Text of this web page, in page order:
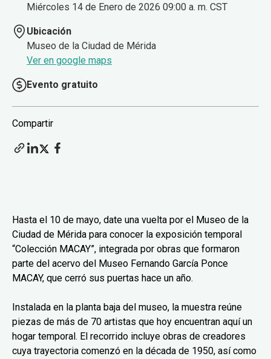
Miércoles 14 de Enero de 2026 09:00 a. m. CST
Ubicación
Museo de la Ciudad de Mérida
Ver en google maps
Evento gratuito
Compartir
Hasta el 10 de mayo, date una vuelta por el Museo de la
Ciudad de Mérida para conocer la exposición temporal
“Colección MACAY”, integrada por obras que formaron
parte del acervo del Museo Fernando García Ponce
MACAY, que cerró sus puertas hace un año.
Instalada en la planta baja del museo, la muestra reúne
piezas de más de 70 artistas que hoy encuentran aquí un
hogar temporal. El recorrido incluye obras de creadores
cuya trayectoria comenzó en la década de 1950, así como